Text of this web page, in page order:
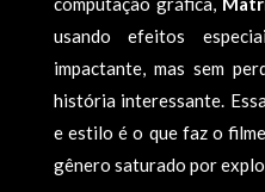
usando efeitos
impactante, mas sem
história interessante.
e estilo é o que faz o
gênero saturado por